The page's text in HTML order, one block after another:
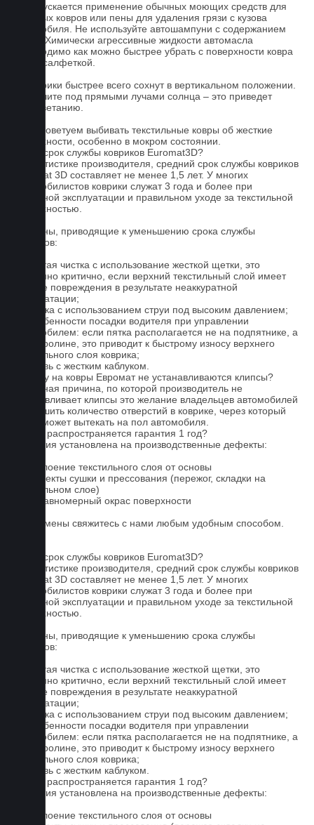
3. Допускается применение обычных моющих средств для
бытовых ковров или пены для удаления грязи с кузова
автомобиля. Не используйте автошампуни с содержанием
воска! Химически агрессивные жидкости автомасла
необходимо как можно быстрее убрать с поверхности ковра
сухой салфеткой.
4. Коврики быстрее всего сохнут в вертикальном положении.
Не сушите под прямыми лучами солнца – это приведет
к выцветанию.
5. Не советуем выбивать текстильные ковры об жесткие
поверхности, особенно в мокром состоянии.
Какой срок службы ковриков Euromat3D?
По статистике производителя, средний срок службы ковриков
Euromat 3D составляет не менее 1,5 лет. У многих
автомобилистов коврики служат 3 года и более при
бережной эксплуатации и правильном уходе за текстильной
поверхностью.
Причины, приводящие к уменьшению срока службы
ковриков:
1. Частая чистка с использование жесткой щетки, это
особенно критично, если верхний текстильный слой имеет
мелкие повреждения в результате неаккуратной
эксплуатации;
2. Мойка с использованием струи под высоким давлением;
3. Особенности посадки водителя при управлении
автомобилем: если пятка располагается не на подпятнике, а
на ковролине, это приводит к быстрому износу верхнего
текстильного слоя коврика;
4. Обувь с жестким каблуком.
Почему на ковры Евромат не устанавливаются клипсы?
Основная причина, по которой производитель не
устанавливает клипсы это желание владельцев автомобилей
уменьшить количество отверстий в коврике, через который
влага может вытекать на пол автомобиля.
На что распространяется гарантия 1 год?
Гарантия установлена на производственные дефекты:
1. Отслоение текстильного слоя от основы
2. Дефекты сушки и прессования (пережог, складки на
текстильном слое)
3. Неравномерный окрас поверхности
Для замены свяжитесь с нами любым удобным способом.
Какой срок службы ковриков Euromat3D?
По статистике производителя, средний срок службы ковриков
Euromat 3D составляет не менее 1,5 лет. У многих
автомобилистов коврики служат 3 года и более при
бережной эксплуатации и правильном уходе за текстильной
поверхностью.
Причины, приводящие к уменьшению срока службы
ковриков:
1. Частая чистка с использование жесткой щетки, это
особенно критично, если верхний текстильный слой имеет
мелкие повреждения в результате неаккуратной
эксплуатации;
2. Мойка с использованием струи под высоким давлением;
3. Особенности посадки водителя при управлении
автомобилем: если пятка располагается не на подпятнике, а
на ковролине, это приводит к быстрому износу верхнего
текстильного слоя коврика;
4. Обувь с жестким каблуком.
На что распространяется гарантия 1 год?
Гарантия установлена на производственные дефекты:
1. Отслоение текстильного слоя от основы